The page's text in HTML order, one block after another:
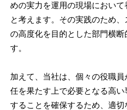
めの実力を運用の現場におい
と考えます。その実践のため
の高度化を目的とした部門横断
す。
加えて、当社は、個々の役職
任を果たす上で必要となる高
することを確保するため、適